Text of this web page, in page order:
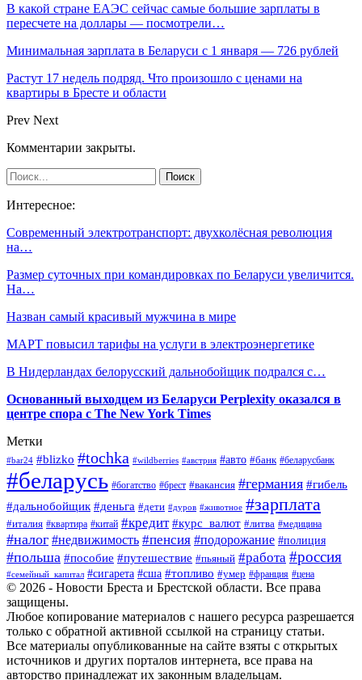
В какой стране ЕАЭС сейчас самые большие зарплаты в
пересчете на доллары — посмотрели…
Минимальная зарплата в Беларуси с 1 января — 726 рублей
Растут 17 недель подряд. Что произошло с ценами на
квартиры в Бресте и области
Prev Next
Комментарии закрыты.
Интересное:
Современный электротранспорт: двухколёсная революция
на…
Размер суточных при командировках по Беларуси увеличится.
На…
Назван самый красивый мужчина в мире
МАРТ повысил тарифы на услуги в электроэнергетике
В Нидерландах белорусский дальнобойщик подрался с…
Основанный выходцем из Беларуси Perplexity оказался в
центре спора с The New York Times
Метки
#bar24 #blizko #tochka #wildberries #австрия #авто #банк #беларусбанк
#беларусь #богатство #брест #вакансия #германия #гибель
#дальнобойщик #деньга #дети #дуров #животное #зарплата
#италия #квартира #китай #кредит #курс_валют #литва #медицина
#налог #недвижимость #пенсия #подорожание #полиция
#польша #пособие #путешествие #пьяный #работа #россия
#семейный_капитал #сигарета #сша #топливо #умер #франция #цена
© 2026 - Новости Бреста и Брестской области. Все права
защищены.
Любое копирование материалов с нашего ресурса разрешается
только с обратной активной ссылкой на страницу статьи.
Все материалы опубликованные на сайте взяты с открытых
источников и других порталов интернета, все права на
авторство принадлежат их законным владельцам.